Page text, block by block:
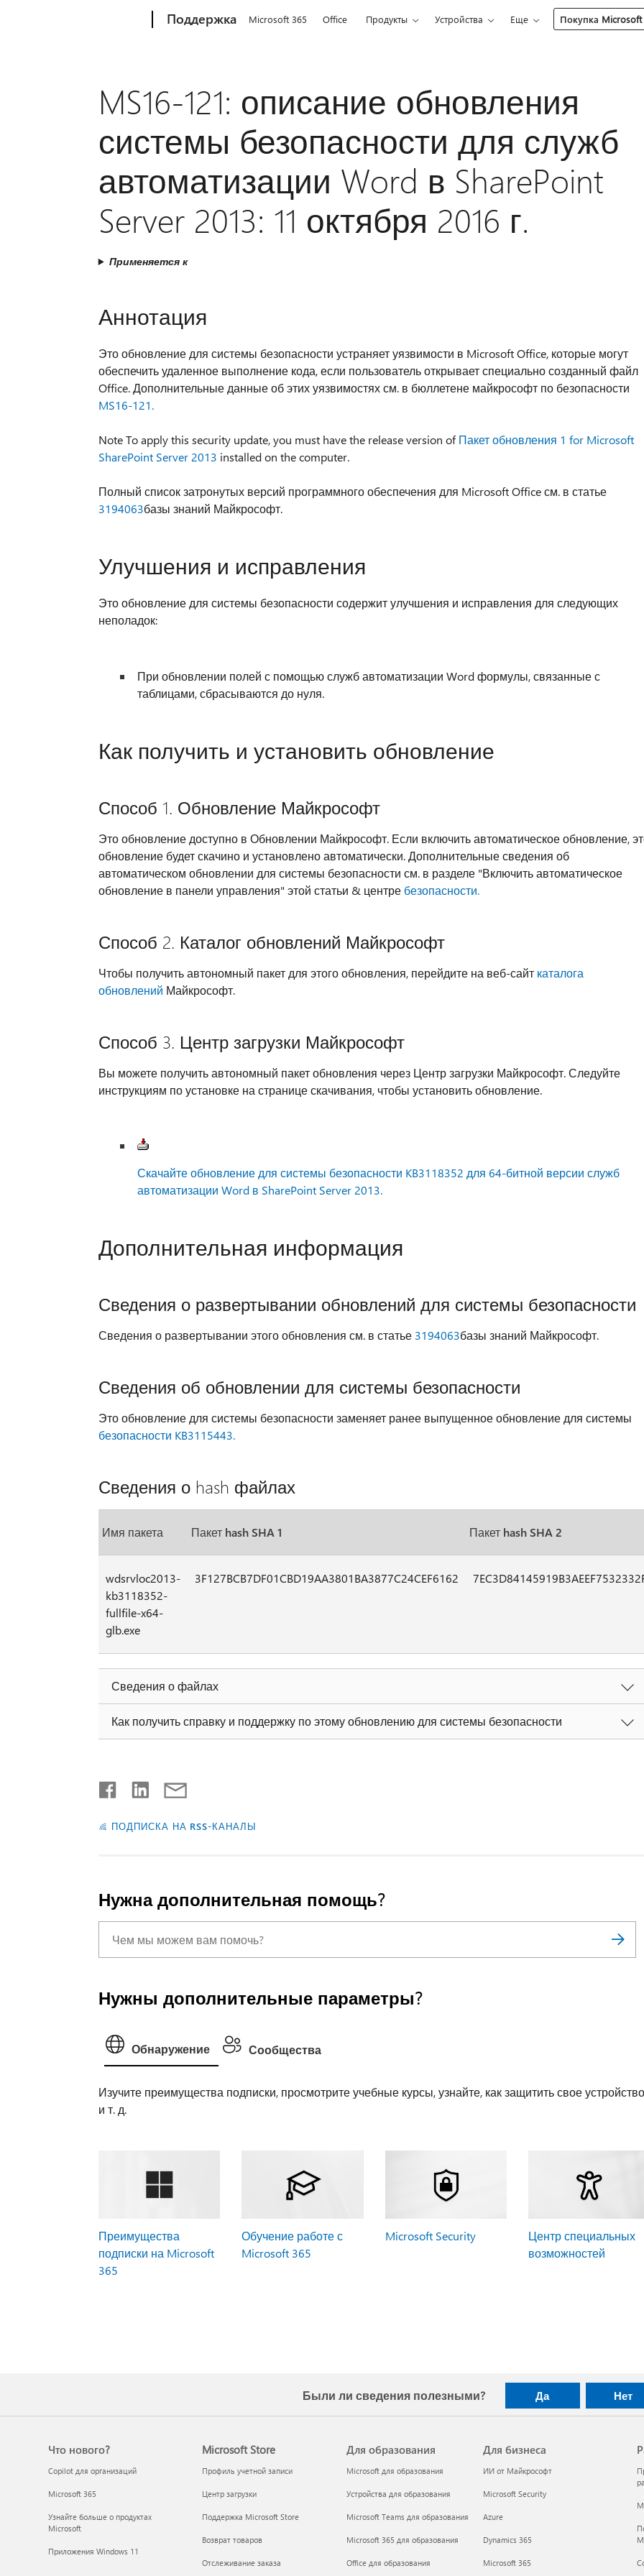
Поддержка Microsoft 365 Office Продукты Устройства Еще Покупка Microsoft
MS16-121: описание обновления
системы безопасности для служб
автоматизации Word в SharePoint
Server 2013: 11 октября 2016 г.
Применяется к
Аннотация
Это обновление для системы безопасности устраняет уязвимости в Microsoft Office, которые могут
обеспечить удаленное выполнение кода, если пользователь открывает специально созданный файл
Office. Дополнительные данные об этих уязвимостях см. в бюллетене майкрософт по безопасности
MS16-121.
Note To apply this security update, you must have the release version ofПакет обновления 1 for Microsoft
SharePoint Server 2013 installed on the computer.
Полный список затронутых версий программного обеспечения для Microsoft Office см. в статье
3194063базы знаний Майкрософт.
Улучшения и исправления
Это обновление для системы безопасности содержит улучшения и исправления для следующих
неполадок:
При обновлении полей с помощью служб автоматизации Word формулы, связанные с
таблицами, сбрасываются до нуля.
Как получить и установить обновление
Способ 1. Обновление Майкрософт
Это обновление доступно в Обновлении Майкрософт. Если включить автоматическое обновление,
обновление будет скачино и установлено автоматически. Дополнительные сведения об
автоматическом обновлении для системы безопасности см. в разделе "Включить автоматическое
обновление в панели управления" этой статьи & центре безопасности.
Способ 2. Каталог обновлений Майкрософт
Чтобы получить автономный пакет для этого обновления, перейдите на веб-сайт каталога
обновлений Майкрософт.
Способ 3. Центр загрузки Майкрософт
Вы можете получить автономный пакет обновления через Центр загрузки Майкрософт. Следуйте
инструкциям по установке на странице скачивания, чтобы установить обновление.
Скачайте обновление для системы безопасности KB3118352 для 64-битной версии служб
автоматизации Word в SharePoint Server 2013.
Дополнительная информация
Сведения о развертывании обновлений для системы безопасности
Сведения о развертывании этого обновления см. в статье 3194063базы знаний Майкрософт.
Сведения об обновлении для системы безопасности
Это обновление для системы безопасности заменяет ранее выпущенное обновление для системы
безопасности KB3115443.
Сведения о hash файлах
Имя пакета Пакет hash SHA 1 Пакет hash SHA 2
wdsrvloc2013-
kb3118352-
fullfile-x64-
glb.exe
3F127BCB7DF01CBD19AA3801BA3877C24CEF6162
Сведения о файлах
Как получить справку и поддержку по этому обновлению для системы безопасности
ПОДПИСКА НА RSS-КАНАЛЫ
Нужна дополнительная помощь?
Нужны дополнительные параметры?
Обнаружение Сообщества
Изучите преимущества подписки, просмотрите учебные курсы, узнайте, как защитить свое устройство
и т. д.
Преимущества
подписки на Microsoft
365
Обучение работе с
Microsoft 365
Microsoft Security
Центр специальных
возможностей
Были ли сведения полезными? Да Нет
Что нового?
Copilot для организаций
Microsoft 365
Узнайте больше о продуктах
Microsoft
Приложения Windows 11
Microsoft Store
Профиль учетной записи
Центр загрузки
Поддержка Microsoft Store
Возврат товаров
Отслеживание заказа
Для образования
Microsoft для образования
Устройства для образования
Microsoft Teams для образования
Microsoft 365 для образования
Office для образования
Для бизнеса
ИИ от Майкрософт
Microsoft Security
Azure
Dynamics 365
Microsoft 365